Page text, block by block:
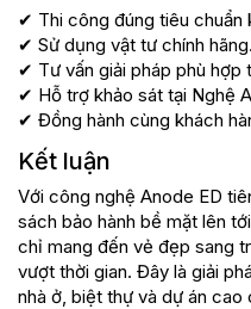
✔ Thi công đúng tiêu chuẩn
✔ Sử dụng vật tư chính hãng.
✔ Tư vấn giải pháp phù hợp
✔ Hỗ trợ khảo sát tại Nghệ
✔ Đồng hành cùng khách
Kết luận
Với công nghệ Anode ED
sách bảo hành bề mặt lên
chỉ mang đến vẻ đẹp sang
vượt thời gian. Đây là giải
nhà ở, biệt thự và dự án cao